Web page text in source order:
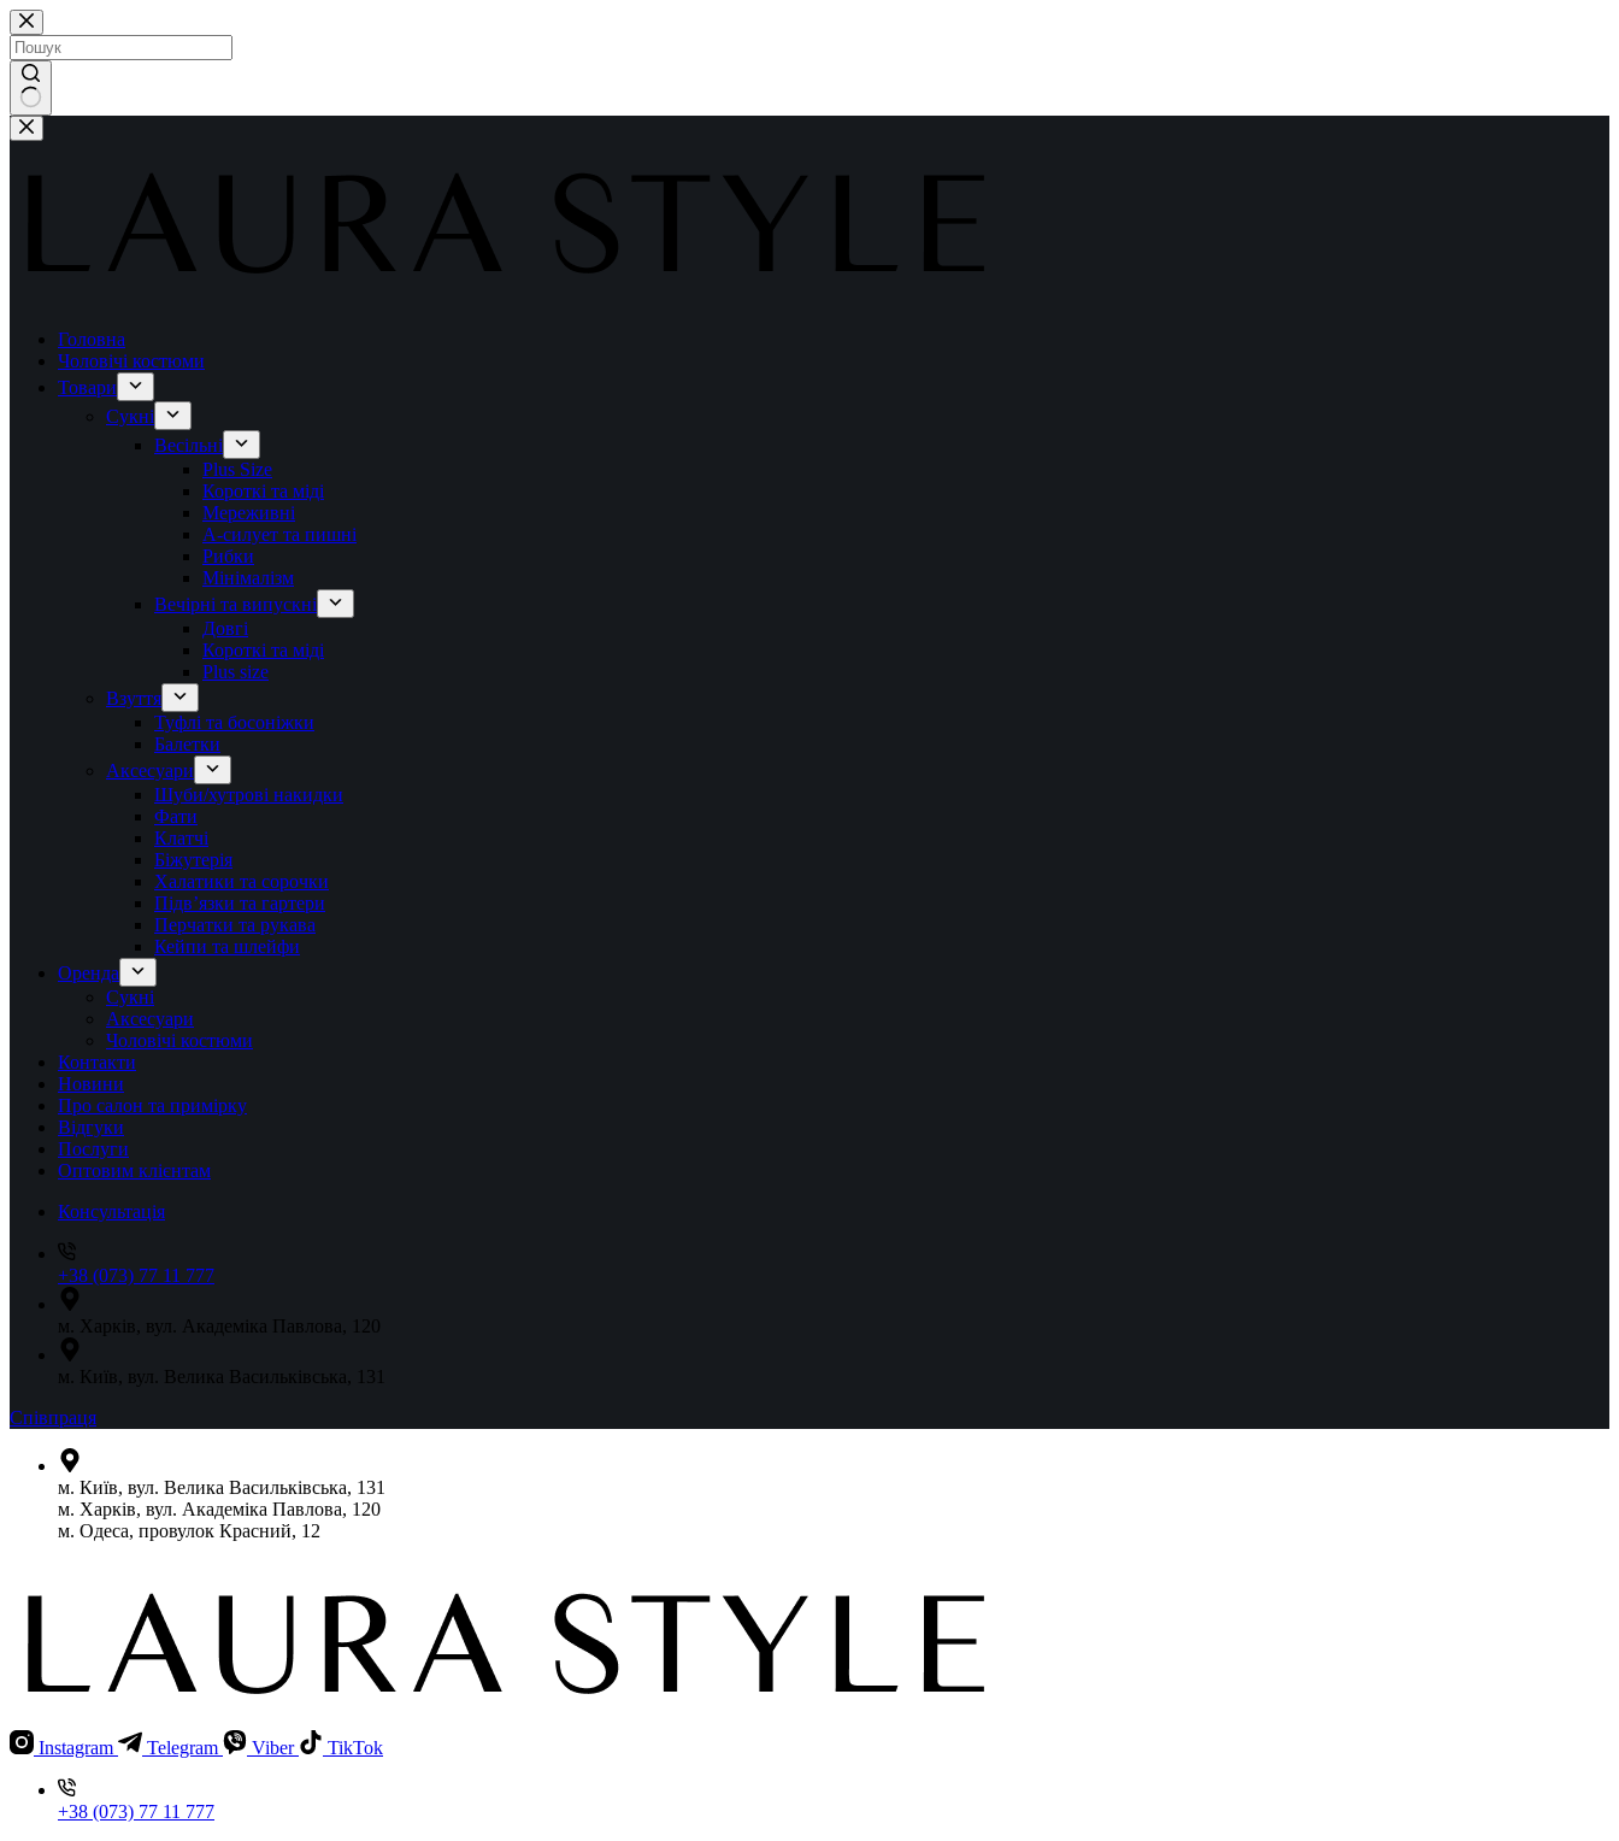
Перейти
до
вмісту
Немає
результатів
Головна
Чоловічі костюми
Товари
Сукні
Весільні
Plus Size
Короткі та міді
Мереживні
А-силует та пишні
Рибки
Мінімалізм
Вечірні та випускні
Довгі
Короткі та міді
Plus size
Взуття
Туфлі та босоніжки
Балетки
Аксесуари
Шуби/хутрові накидки
Фати
Клатчі
Біжутерія
Халатики та сорочки
Підвʼязки та гартери
Перчатки та рукава
Кейпи та шлейфи
Оренда
Сукні
Аксесуари
Чоловічі костюми
Контакти
Новини
Про салон та примірку
Відгуки
Послуги
Оптовим клієнтам
Консультація
+38 (073) 77 11 777
м. Харків, вул. Академіка Павлова, 120
м. Київ, вул. Велика Васильківська, 131
Співпраця
м. Київ, вул. Велика Васильківська, 131
м. Харків, вул. Академіка Павлова, 120
м. Одеса, провулок Красний, 12
Instagram Telegram Viber TikTok
+38 (073) 77 11 777